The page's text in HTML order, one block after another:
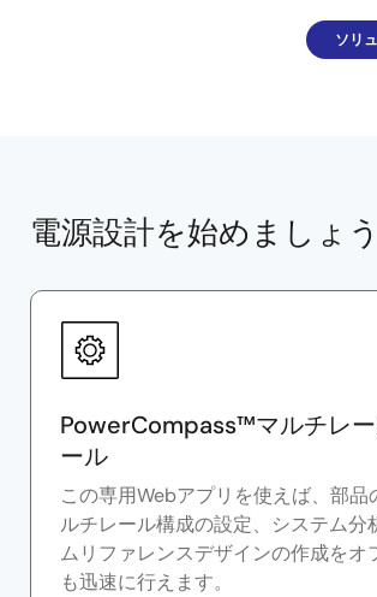
ソリ
電源設計を始めましょう
PowerCompass™マルチレ
ール
この専用Webアプリを使えば、部品
ルチレール構成の設定、システム分
ムリファレンスデザインの作成をオ
も迅速に行えます。